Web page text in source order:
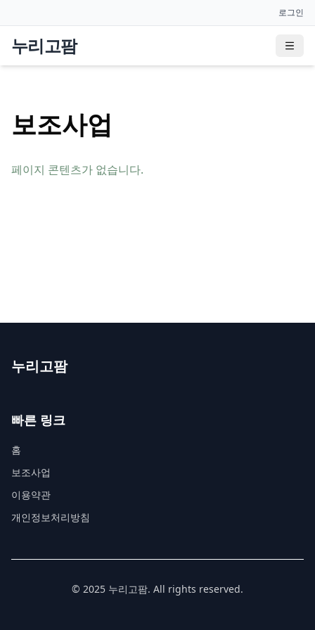
로그인
누리고팜
보조사업
페이지 콘텐츠가 없습니다.
누리고팜
빠른 링크
홈
보조사업
이용약관
개인정보처리방침
© 2025 누리고팜. All rights reserved.